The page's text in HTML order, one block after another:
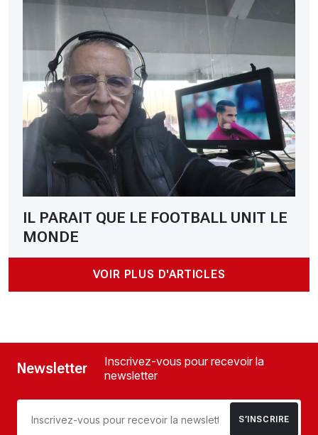
IL PARAIT QUE LE FOOTBALL UNIT LE
MONDE
VOIR PLUS D'ARTICLES
Newsletter
Inscrivez-vous pour recevoir la
newsletter
S’INSCRIRE